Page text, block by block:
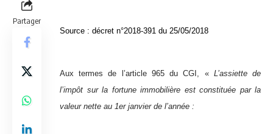
Partager
Source : décret n°2018-391 du 25/05/2018
Aux termes de l’article 965 du CGI, « L’assiette de
l’impôt sur la fortune immobilière est constituée par la
valeur nette au 1er janvier de l’année :